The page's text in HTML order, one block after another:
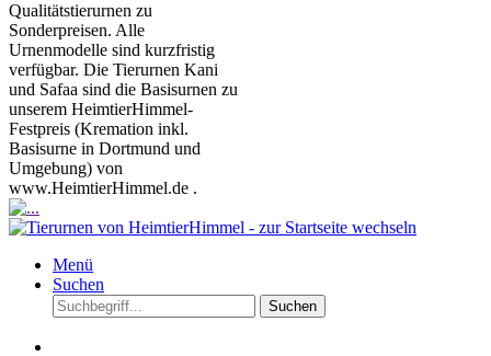
Qualitätstierurnen zu
Sonderpreisen. Alle
Urnenmodelle sind kurzfristig
verfügbar. Die Tierurnen Kani
und Safaa sind die Basisurnen zu
unserem HeimtierHimmel-
Festpreis (Kremation inkl.
Basisurne in Dortmund und
Umgebung) von
www.HeimtierHimmel.de .
Menü
Suchen
Suchen